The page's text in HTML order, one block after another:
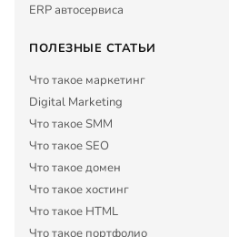
ERP автосервиса
ПОЛЕЗНЫЕ СТАТЬИ
Что такое маркетинг
Digital Marketing
Что такое SMM
Что такое SEO
Что такое домен
Что такое хостинг
Что такое HTML
Что такое портфолио